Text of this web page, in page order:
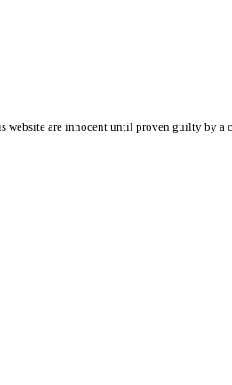
are innocent until proven guilty by